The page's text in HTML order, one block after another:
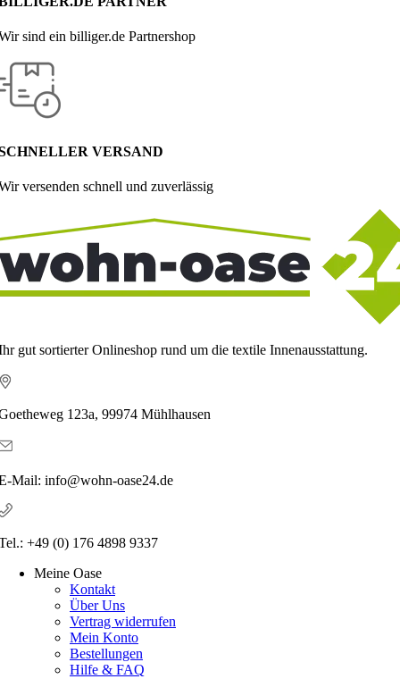
sind ein billiger.de Partnershop
VERSAND
versenden schnell und zuverlässig
gut sortierter Onlineshop rund um die textile Innenausstattung.
123a, 99974 Mühlhausen
Mail: info@wohn-oase24.de
+49 (0) 176 4898 9337
Meine Oase
Kontakt
Über Uns
Vertrag widerrufen
Mein Konto
Bestellungen
Hilfe & FAQ